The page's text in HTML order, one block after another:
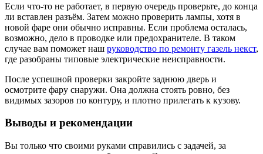
Если что-то не работает, в первую очередь проверьте, до конца
ли вставлен разъём. Затем можно проверить лампы, хотя в
новой фаре они обычно исправны. Если проблема осталась,
возможно, дело в проводке или предохранителе. В таком
случае вам поможет наш руководство по ремонту газель некст,
где разобраны типовые электрические неисправности.
После успешной проверки закройте заднюю дверь и
осмотрите фару снаружи. Она должна стоять ровно, без
видимых зазоров по контуру, и плотно прилегать к кузову.
Выводы и рекомендации
Вы только что своими руками справились с задачей, за